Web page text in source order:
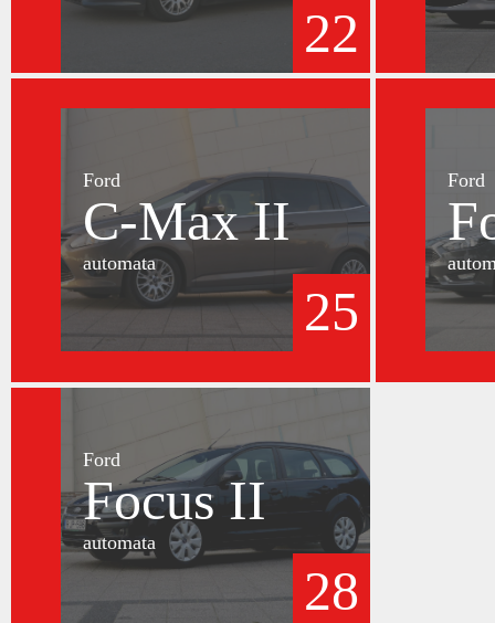
22
Ford
C-Max II
automata
25
Ford
Ford
Focus II
automata
28